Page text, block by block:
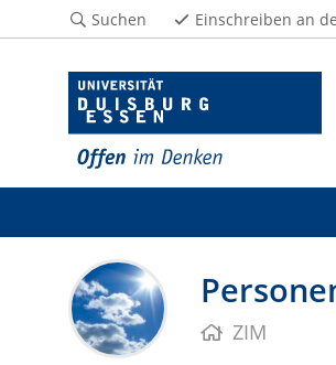
Suchen Einschreiben an
ZIM